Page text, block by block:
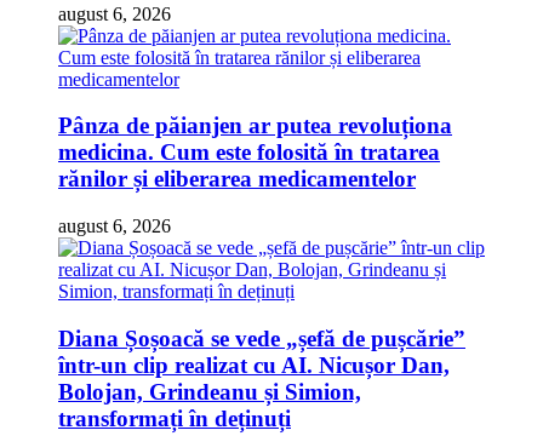
august 6, 2026
Pânza de păianjen ar putea revoluționa
medicina. Cum este folosită în tratarea
rănilor și eliberarea medicamentelor
august 6, 2026
Diana Șoșoacă se vede „șefă de pușcărie”
într-un clip realizat cu AI. Nicușor Dan,
Bolojan, Grindeanu și Simion,
transformați în deținuți